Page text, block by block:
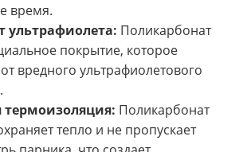
время.
ультрафиолета: Поликарбонат
покрытие, которое
вредного ультрафиолетового
Поликарбонат
тепло и не пропускает